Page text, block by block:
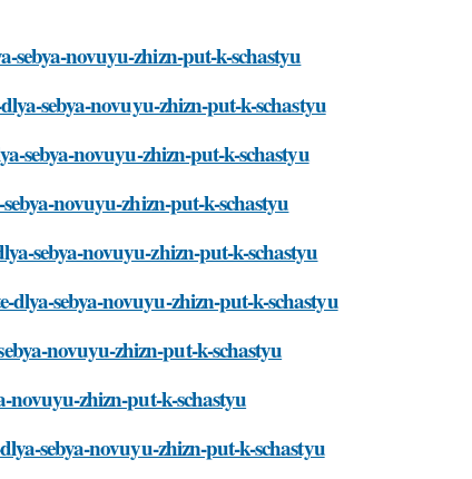
sebya-novuyu-zhizn-put-k-schastyu
sebya-novuyu-zhizn-put-k-schastyu
sebya-novuyu-zhizn-put-k-schastyu
novuyu-zhizn-put-k-schastyu
sebya-novuyu-zhizn-put-k-schastyu
sebya-novuyu-zhizn-put-k-schastyu
novuyu-zhizn-put-k-schastyu
novuyu-zhizn-put-k-schastyu
sebya-novuyu-zhizn-put-k-schastyu